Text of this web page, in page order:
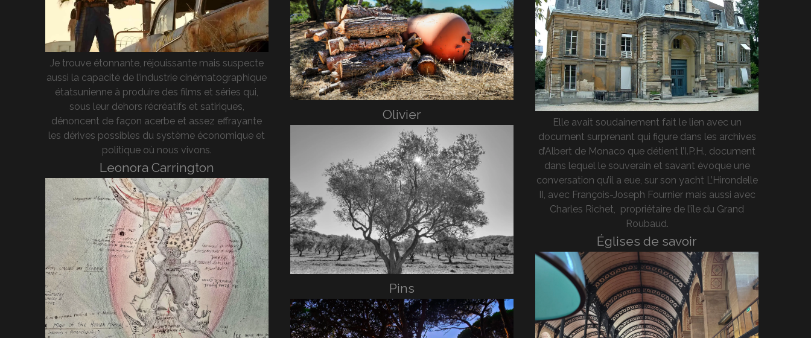
Je trouve étonnante, réjouissante mais suspecte
aussi la capacité de l’industrie cinématographique
étatsunienne à produire des films et séries qui,
sous leur dehors récréatifs et satiriques,
dénoncent de façon acerbe et assez effrayante
les dérives possibles du système économique et
politique où nous vivons.
Leonora Carrington
Olivier
Pins
Elle avait soudainement fait le lien avec un
document surprenant qui figure dans les archives
d’Albert de Monaco que détient l’I.P.H., document
dans lequel le souverain et savant évoque une
conversation qu’il a eue, sur son yacht L’Hirondelle
II, avec François-Joseph Fournier mais aussi avec
Charles Richet, propriétaire de l’île du Grand
Roubaud.
Églises de savoir